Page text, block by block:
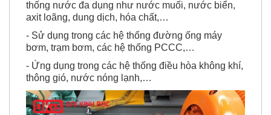
thống nước đa dụng như nước muối, nước biển,
axit loãng, dung dịch, hóa chất,…
- Sử dụng trong các hệ thống đường ống máy
bơm, trạm bơm, các hệ thống PCCC,…
- Ứng dụng trong các hệ thống điều hòa không khí,
thông gió, nước nóng lạnh,…